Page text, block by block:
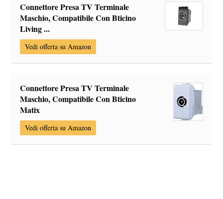
Connettore Presa TV Terminale
Maschio, Compatibile Con Bticino
Living ...
Vedi offerta su Amazon
Connettore Presa TV Terminale
Maschio, Compatibile Con Bticino
Matix
Vedi offerta su Amazon